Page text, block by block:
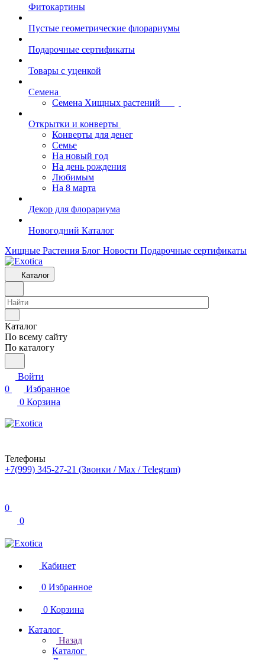
Фитокартины
Пустые геометрические флорариумы
Подарочные сертификаты
Товары с уценкой
Семена
Семена Хищных растений
Открытки и конверты
Конверты для денег
Семье
На новый год
На день рождения
Любимым
На 8 марта
Декор для флорариума
Новогодний Каталог
Хищные Растения Блог Новости Подарочные сертификаты
Каталог
Каталог
По всему сайту
По каталогу
Войти
0
Избранное
0 Корзина
Телефоны
+7(999) 345-27-21 (Звонки / Max / Telegram)
0
0
Кабинет
0 Избранное
0 Корзина
Каталог
Назад
Каталог